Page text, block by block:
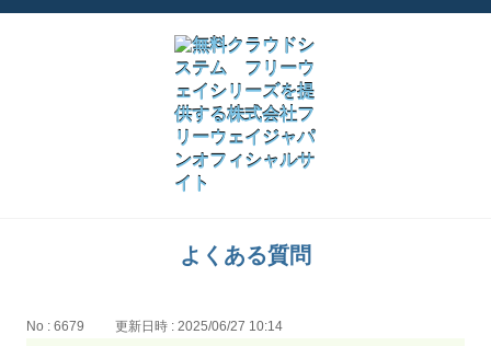
よくある質問
No : 6679 更新日時 : 2025/06/27 10:14